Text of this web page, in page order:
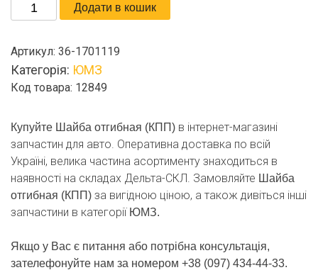
Шайба
отгибная
кількість
Додати в кошик
Артикул: 36-1701119
Категорія: ЮМЗ
Код товара: 12849
Купуйте Шайба отгибная (КПП) в інтернет-магазині
запчастин для авто. Оперативна доставка по всій
Україні, велика частина асортименту знаходиться в
наявності на складах Дельта-СКЛ. Замовляйте Шайба
отгибная (КПП) за вигідною ціною, а також дивіться інші
запчастини в категоріїЮМЗ.
Якщо у Вас є питання або потрібна консультація,
зателефонуйте нам за номером +38 (097) 434-44-33.